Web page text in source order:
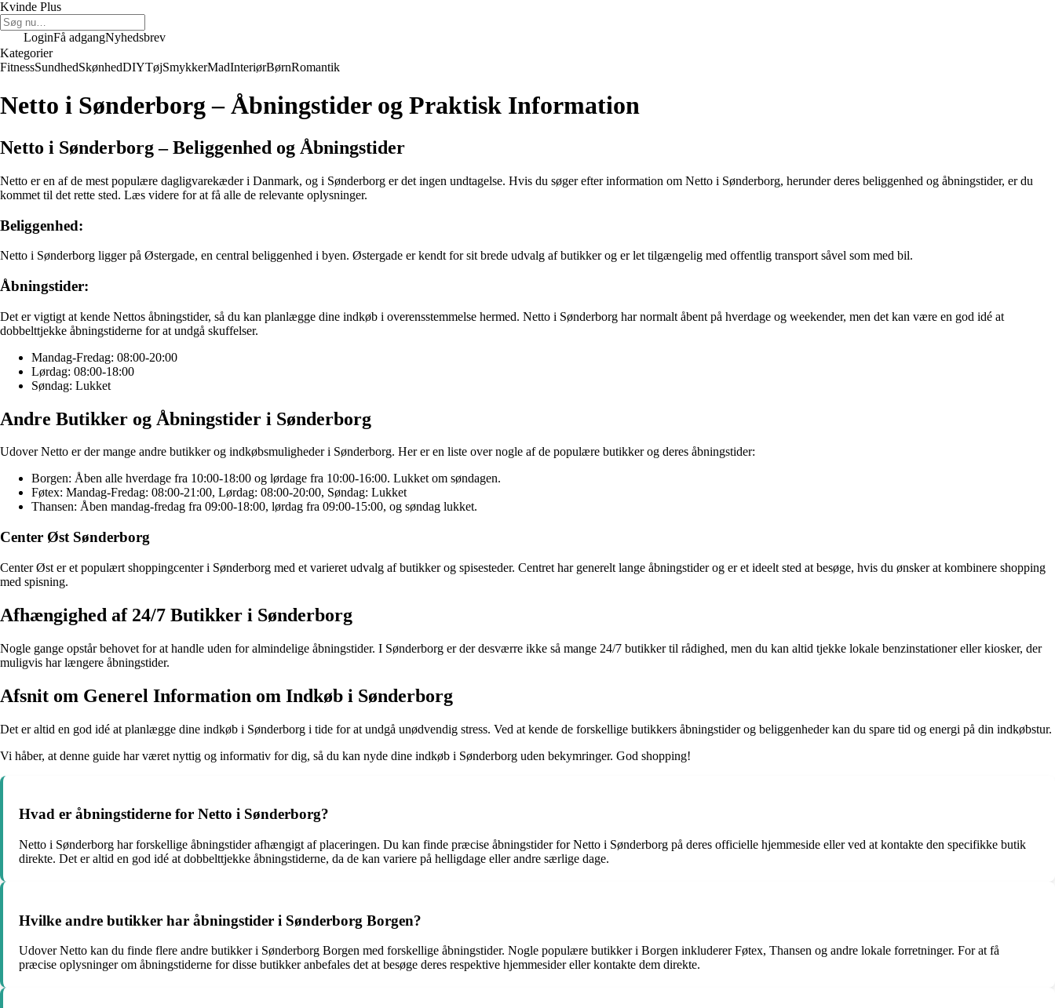
Kvinde Plus
LoginFå adgangNyhedsbrev
Kategorier
FitnessSundhedSkønhedDIYTøjSmykkerMadInteriørBørnRomantik
Netto i Sønderborg – Åbningstider og Praktisk Information
Netto i Sønderborg – Beliggenhed og Åbningstider
Netto er en af de mest populære dagligvarekæder i Danmark, og i Sønderborg er det ingen undtagelse. Hvis du søger efter information om Netto i Sønderborg, herunder deres beliggenhed og åbningstider, er du
kommet til det rette sted. Læs videre for at få alle de relevante oplysninger.
Beliggenhed:
Netto i Sønderborg ligger på Østergade, en central beliggenhed i byen. Østergade er kendt for sit brede udvalg af butikker og er let tilgængelig med offentlig transport såvel som med bil.
Åbningstider:
Det er vigtigt at kende Nettos åbningstider, så du kan planlægge dine indkøb i overensstemmelse hermed. Netto i Sønderborg har normalt åbent på hverdage og weekender, men det kan være en god idé at
dobbelttjekke åbningstiderne for at undgå skuffelser.
Mandag-Fredag: 08:00-20:00
Lørdag: 08:00-18:00
Søndag: Lukket
Andre Butikker og Åbningstider i Sønderborg
Udover Netto er der mange andre butikker og indkøbsmuligheder i Sønderborg. Her er en liste over nogle af de populære butikker og deres åbningstider:
Borgen: Åben alle hverdage fra 10:00-18:00 og lørdage fra 10:00-16:00. Lukket om søndagen.
Føtex: Mandag-Fredag: 08:00-21:00, Lørdag: 08:00-20:00, Søndag: Lukket
Thansen: Åben mandag-fredag fra 09:00-18:00, lørdag fra 09:00-15:00, og søndag lukket.
Center Øst Sønderborg
Center Øst er et populært shoppingcenter i Sønderborg med et varieret udvalg af butikker og spisesteder. Centret har generelt lange åbningstider og er et ideelt sted at besøge, hvis du ønsker at kombinere shopping
med spisning.
Afhængighed af 24/7 Butikker i Sønderborg
Nogle gange opstår behovet for at handle uden for almindelige åbningstider. I Sønderborg er der desværre ikke så mange 24/7 butikker til rådighed, men du kan altid tjekke lokale benzinstationer eller kiosker, der
muligvis har længere åbningstider.
Afsnit om Generel Information om Indkøb i Sønderborg
Det er altid en god idé at planlægge dine indkøb i Sønderborg i tide for at undgå unødvendig stress. Ved at kende de forskellige butikkers åbningstider og beliggenheder kan du spare tid og energi på din indkøbstur.
Vi håber, at denne guide har været nyttig og informativ for dig, så du kan nyde dine indkøb i Sønderborg uden bekymringer. God shopping!
Hvad er åbningstiderne for Netto i Sønderborg?
Netto i Sønderborg har forskellige åbningstider afhængigt af placeringen. Du kan finde præcise åbningstider for Netto i Sønderborg på deres officielle hjemmeside eller ved at kontakte den specifikke butik
direkte. Det er altid en god idé at dobbelttjekke åbningstiderne, da de kan variere på helligdage eller andre særlige dage.
Hvilke andre butikker har åbningstider i Sønderborg Borgen?
Udover Netto kan du finde flere andre butikker i Sønderborg Borgen med forskellige åbningstider. Nogle populære butikker i Borgen inkluderer Føtex, Thansen og andre lokale forretninger. For at få
præcise oplysninger om åbningstiderne for disse butikker anbefales det at besøge deres respektive hjemmesider eller kontakte dem direkte.